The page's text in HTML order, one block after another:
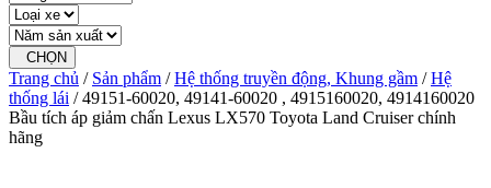
CHỌN
Trang chủ / Sản phẩm /Hệ thống truyền động, Khung gầm /Hệ
thống lái / 49151-60020, 49141-60020 , 4915160020, 4914160020
Bầu tích áp giảm chấn Lexus LX570 Toyota Land Cruiser chính
hãng